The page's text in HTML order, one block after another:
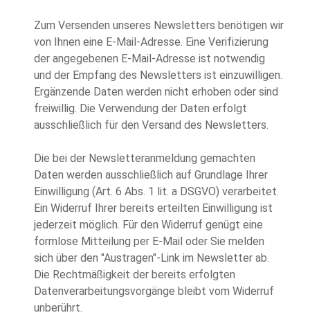
Zum Versenden unseres Newsletters benötigen wir
von Ihnen eine E-Mail-Adresse. Eine Verifizierung
der angegebenen E-Mail-Adresse ist notwendig
und der Empfang des Newsletters ist einzuwilligen.
Ergänzende Daten werden nicht erhoben oder sind
freiwillig. Die Verwendung der Daten erfolgt
ausschließlich für den Versand des Newsletters.
Die bei der Newsletteranmeldung gemachten
Daten werden ausschließlich auf Grundlage Ihrer
Einwilligung (Art. 6 Abs. 1 lit. a DSGVO) verarbeitet.
Ein Widerruf Ihrer bereits erteilten Einwilligung ist
jederzeit möglich. Für den Widerruf genügt eine
formlose Mitteilung per E-Mail oder Sie melden
sich über den "Austragen"-Link im Newsletter ab.
Die Rechtmäßigkeit der bereits erfolgten
Datenverarbeitungsvorgänge bleibt vom Widerruf
unberührt.